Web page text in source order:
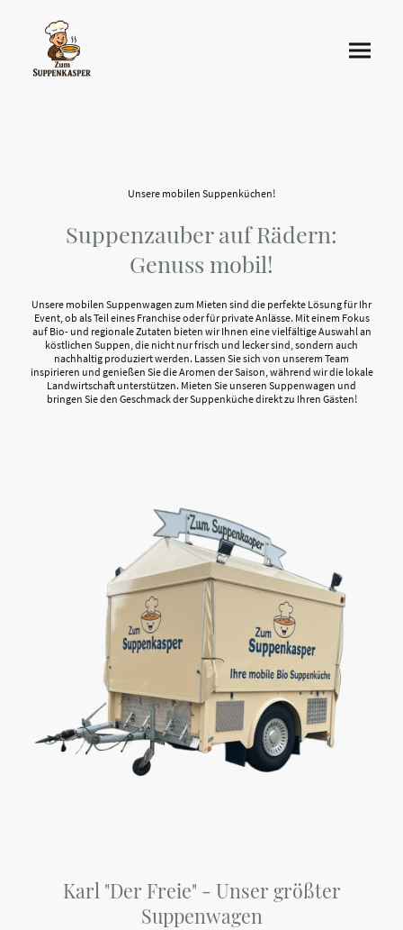
Unsere mobilen Suppenküchen!
Suppenzauber auf Rädern:
Genuss mobil!
Unsere mobilen Suppenwagen zum Mieten sind die perfekte Lösung für Ihr
Event, ob als Teil eines Franchise oder für private Anlässe. Mit einem Fokus
auf Bio- und regionale Zutaten bieten wir Ihnen eine vielfältige Auswahl an
köstlichen Suppen, die nicht nur frisch und lecker sind, sondern auch
nachhaltig produziert werden. Lassen Sie sich von unserem Team
inspirieren und genießen Sie die Aromen der Saison, während wir die lokale
Landwirtschaft unterstützen. Mieten Sie unseren Suppenwagen und
bringen Sie den Geschmack der Suppenküche direkt zu Ihren Gästen!
Karl "Der Freie" - Unser größter
Suppenwagen